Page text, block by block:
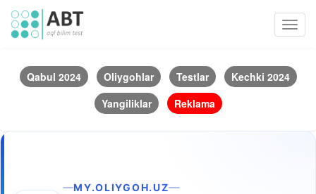
Qabul 2024 Oliygohlar Testlar
Kechki 2024
Yangiliklar
Reklama
MY.OLIYGOH.UZ